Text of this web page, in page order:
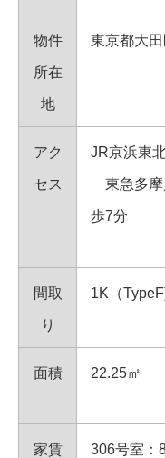
物件
所在
地
東京都大
アク
セス
JR京浜東
東急多摩
歩7分
間取
り
1K（
面積 22.25㎡
家賃 306号室：